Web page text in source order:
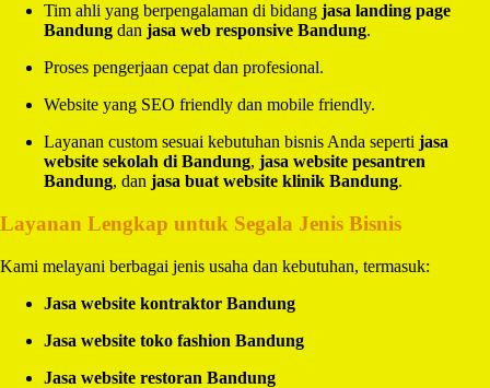
Tim ahli yang berpengalaman di bidang jasa landing page
Bandung dan jasa web responsive Bandung.
Proses pengerjaan cepat dan profesional.
Website yang SEO friendly dan mobile friendly.
Layanan custom sesuai kebutuhan bisnis Anda seperti jasa
website sekolah di Bandung, jasa website pesantren
Bandung, dan jasa buat website klinik Bandung.
Layanan Lengkap untuk Segala Jenis Bisnis
Kami melayani berbagai jenis usaha dan kebutuhan, termasuk:
Jasa website kontraktor Bandung
Jasa website toko fashion Bandung
Jasa website restoran Bandung